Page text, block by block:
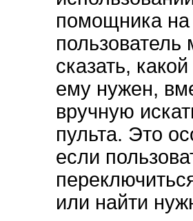
помощника
пользователь
сказать,
ему нужен,
вручную
пульта. Это
если
или найти